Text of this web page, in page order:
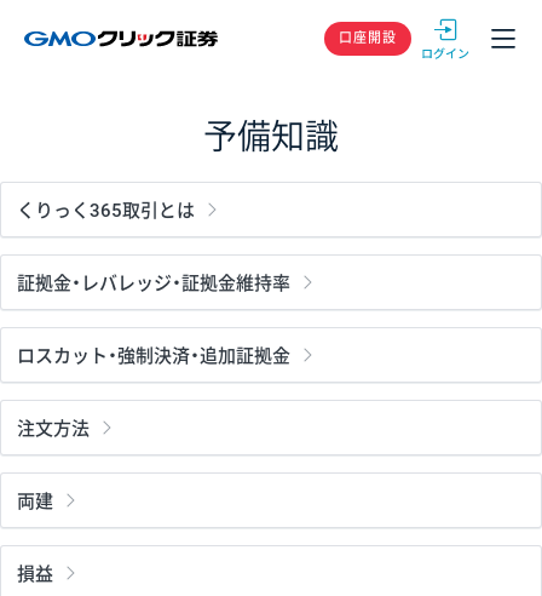
GMOクリック
口座開設
予備知識
くりっく365取引とは
証拠金・レバレッジ・証拠金維持率
ロスカット・強制決済・追加証拠金
注文方法
両建
損益